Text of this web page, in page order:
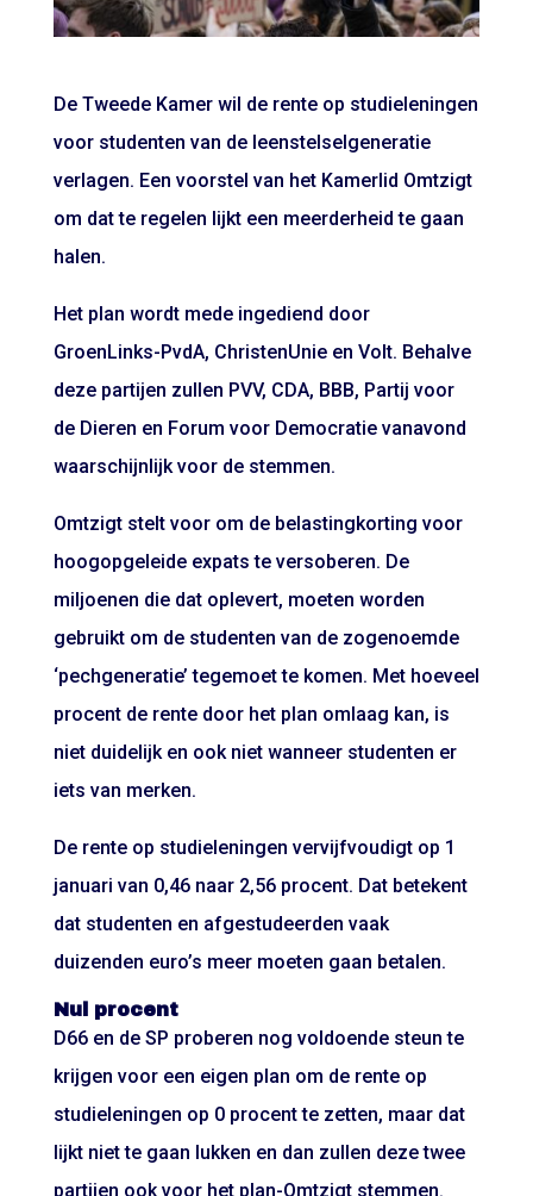
De Tweede Kamer wil de rente op studieleningen
voor studenten van de leenstelselgeneratie
verlagen. Een voorstel van het Kamerlid Omtzigt
om dat te regelen lijkt een meerderheid te gaan
halen.
Het plan wordt mede ingediend door
GroenLinks-PvdA, ChristenUnie en Volt. Behalve
deze partijen zullen PVV, CDA, BBB, Partij voor
de Dieren en Forum voor Democratie vanavond
waarschijnlijk voor de stemmen.
Omtzigt stelt voor om de belastingkorting voor
hoogopgeleide expats te versoberen. De
miljoenen die dat oplevert, moeten worden
gebruikt om de studenten van de zogenoemde
‘pechgeneratie’ tegemoet te komen. Met hoeveel
procent de rente door het plan omlaag kan, is
niet duidelijk en ook niet wanneer studenten er
iets van merken.
De rente op studieleningen vervijfvoudigt op 1
januari van 0,46 naar 2,56 procent. Dat betekent
dat studenten en afgestudeerden vaak
duizenden euro’s meer moeten gaan betalen.
Nul procent
D66 en de SP proberen nog voldoende steun te
krijgen voor een eigen plan om de rente op
studieleningen op 0 procent te zetten, maar dat
lijkt niet te gaan lukken en dan zullen deze twee
partijen ook voor het plan-Omtzigt stemmen.